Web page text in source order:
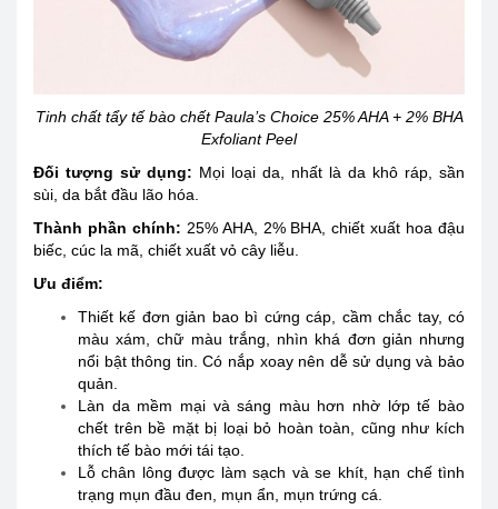
Tinh chất tẩy tế bào chết Paula’s Choice 25% AHA + 2% BHA
Exfoliant Peel
Đối tượng sử dụng: Mọi loại da, nhất là da khô ráp, sần
sùi, da bắt đầu lão hóa.
Thành phần chính: 25% AHA, 2% BHA, chiết xuất hoa đậu
biếc, cúc la mã, chiết xuất vỏ cây liễu.
Ưu điểm:
Thiết kế đơn giản bao bì cứng cáp, cầm chắc tay, có
màu xám, chữ màu trắng, nhìn khá đơn giản nhưng
nổi bật thông tin. Có nắp xoay nên dễ sử dụng và bảo
quản.
Làn da mềm mại và sáng màu hơn nhờ lớp tế bào
chết trên bề mặt bị loại bỏ hoàn toàn, cũng như kích
thích tế bào mới tái tạo.
Lỗ chân lông được làm sạch và se khít, hạn chế tình
trạng mụn đầu đen, mụn ẩn, mụn trứng cá.